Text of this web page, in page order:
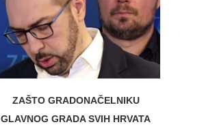
ZAŠTO GRADONAČELNIKU
GLAVNOG GRADA SVIH HRVATA